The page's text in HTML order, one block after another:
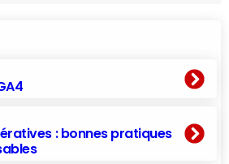
: bonnes pratiques